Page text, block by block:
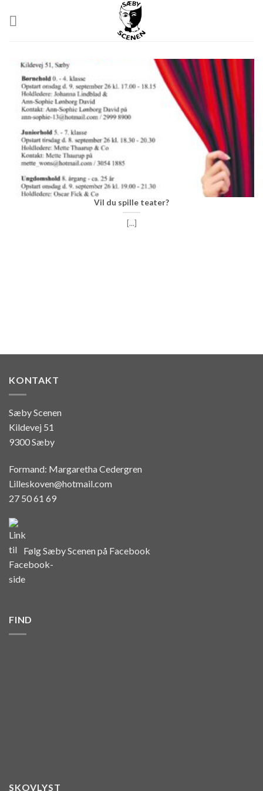
Vil du spille teater?
[...]
KONTAKT
Sæby Scenen
Kildevej 51
9300 Sæby
Formand: Margaretha Cedergren
Lilleskoven@hotmail.com
27 50 61 69
Følg Sæby Scenen på Facebook
FIND
SKOVLYST